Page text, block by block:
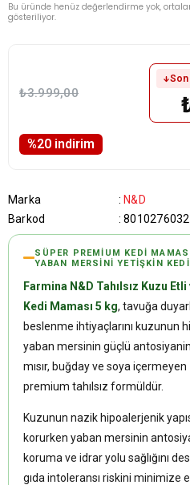
Bu üründe henüz değerlendirme yok,
gösteriliyor.
%20 i̇ndirim
₺3.999,00
Son
Marka : N&D
Barkod
:
SÜPER PREMIUM KEDI
YABAN MERSINI YETIŞKIN
Farmina N&D Tahılsız Kuzu
Kedi Maması 5 kg, tavuğa
beslenme ihtiyaçlarını kuzunun
yaban mersinin güçlü
mısır, buğday ve soya
premium tahılsız formüldür.
Kuzunun nazik hipoalerjenik
korurken yaban mersinin
koruma ve idrar yolu sağlığını
gıda intoleransı riskini minimize